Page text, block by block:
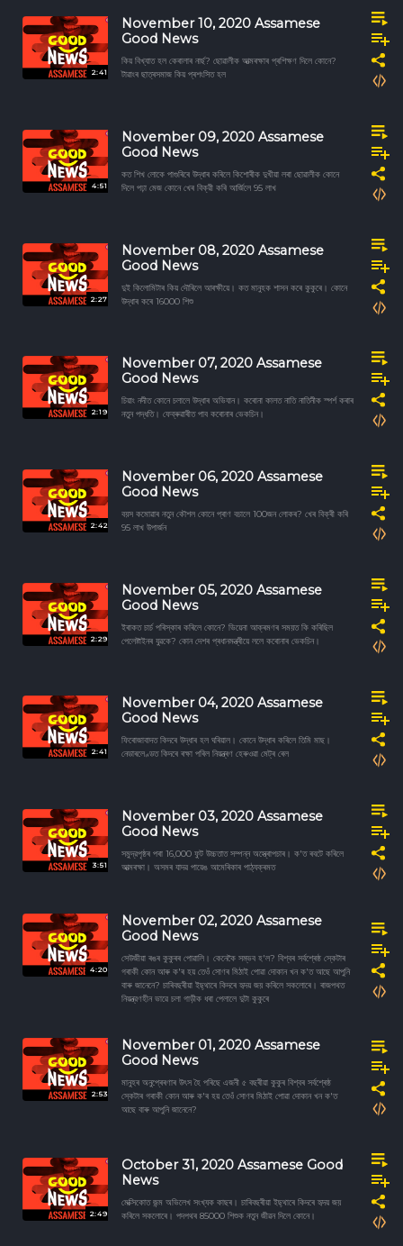
2:41
November 10, 2020 Assamese
Good News
কিয় বিখ্যাত হল কেৰালাৰ নাৰ্ছ? ছোৱালীক আত্মৰক্ষাৰ প্ৰশিক্ষণ দিলে কোনে?
টাৱাংৰ ছাত্ৰসমাজ কিয় প্ৰশংসিত হল
4:51
November 09, 2020 Assamese
Good News
কত শিখ লোকে পাগুৰিৰে উদ্ধাৰ কৰিলে কিশোৰীক দুখীয়া লৰা ছোৱালীক কোনে
দিলে পঢ়া মেজ কোনে খেৰ বিক্রী কৰি আৰ্জিলে 95 লাখ
2:27
November 08, 2020 Assamese
Good News
দুই কিলোমিটাৰ কিয় দৌৰিলে আৰক্ষীয়ে। কত মানুহক শাসন কৰে কুকুৰে। কোনে
উদ্ধাৰ কৰে 16000 শিশু
2:19
November 07, 2020 Assamese
Good News
চিয়াং নদীত কোনে চলালে উদ্ধাৰ অভিযান। কৰোনা কালত নাতি নাতিনীক স্পৰ্শ কৰাৰ
নতুন পদ্ধতি। ফেব্ৰুৱাৰীত পাব কৰোনাৰ ভেকচিন।
2:42
November 06, 2020 Assamese
Good News
বয়স কমোৱাৰ নতুন কৌশল কোনে প্ৰাণ বচালে 100জন লোকৰ? খেৰ বিক্ৰী কৰি
95 লাখ উপাৰ্জন
2:29
November 05, 2020 Assamese
Good News
ইৰাকত চাৰ্চ পৰিস্কাৰ কৰিলে কোনে? ভিয়েনা আক্ৰমণৰ সময়ত কি কৰিছিল
পেলেষ্টাইনৰ যুৱকে? কোন দেশৰ প্ৰধানমন্ত্ৰীয়ে ললে কৰোনাৰ ভেকচিন।
2:41
November 04, 2020 Assamese
Good News
ফিৰোজাবাদত কিদৰে উদ্ধাৰ হল ঘৰিয়াল। কোনে উদ্ধাৰ কৰিলে তিমি মাছ।
নেডাৰলেণ্ডত কিদৰে ৰক্ষা পৰিল নিয়ন্ত্ৰণ হেৰুওৱা মেট্ৰ ৰেল
3:51
November 03, 2020 Assamese
Good News
সমুদ্রপৃষ্ঠৰ পৰা 16,000 ফুট উচ্চতাত সম্পন্ন অস্ত্ৰোপচাৰ। ক'ত ৰবটে কৰিলে
আত্মৰক্ষা। অসমৰ যাদৱ পায়েঙ আমেৰিকাৰ পাঠ্যক্ৰমত
4:20
November 02, 2020 Assamese
Good News
সেউজীয়া ৰঙৰ কুকুৰৰ পোৱালি। কেনেকৈ সম্ভব হ'ল? বিশ্বৰ সৰ্বশ্ৰেষ্ঠ স্কেটাৰ
গৰাকী কোন আৰু ক'ৰ হয় তেওঁ সোণৰ মিঠাই পোৱা দোকান খন ক'ত আছে আপুনি
বাৰু জানেনে? চাৰিবছৰীয়া ইছ্থাৰে কিদৰে হৃদয় জয় কৰিলে সকলোৰে। ৰাজপথত
নিয়ন্ত্রণহীন ভাৱে চলা গাড়ীক ধৰা পেলালে দুটা কুকুৰে
2:53
November 01, 2020 Assamese
Good News
মানুহৰ অনুপ্ৰেৰণাৰ উৎস হৈ পৰিছে এজনী ৫ বছৰীয়া কুকুৰ বিশ্বৰ সৰ্বশ্ৰেষ্ঠ
স্কেটাৰ গৰাকী কোন আৰু ক'ৰ হয় তেওঁ সোণৰ মিঠাই পোৱা দোকান খন ক'ত
আছে বাৰু আপুনি জানেনে?
2:49
October 31, 2020 Assamese Good
News
মেক্সিকোত জন্ম অভিলেখ সংখ্যক কাছৰ। চাৰিবছৰীয়া ইছ্থাৰে কিদৰে হৃদয় জয়
কৰিলে সকলোৰে। পদপথৰ 85000 শিশুক নতুন জীৱন দিলে কোনে।